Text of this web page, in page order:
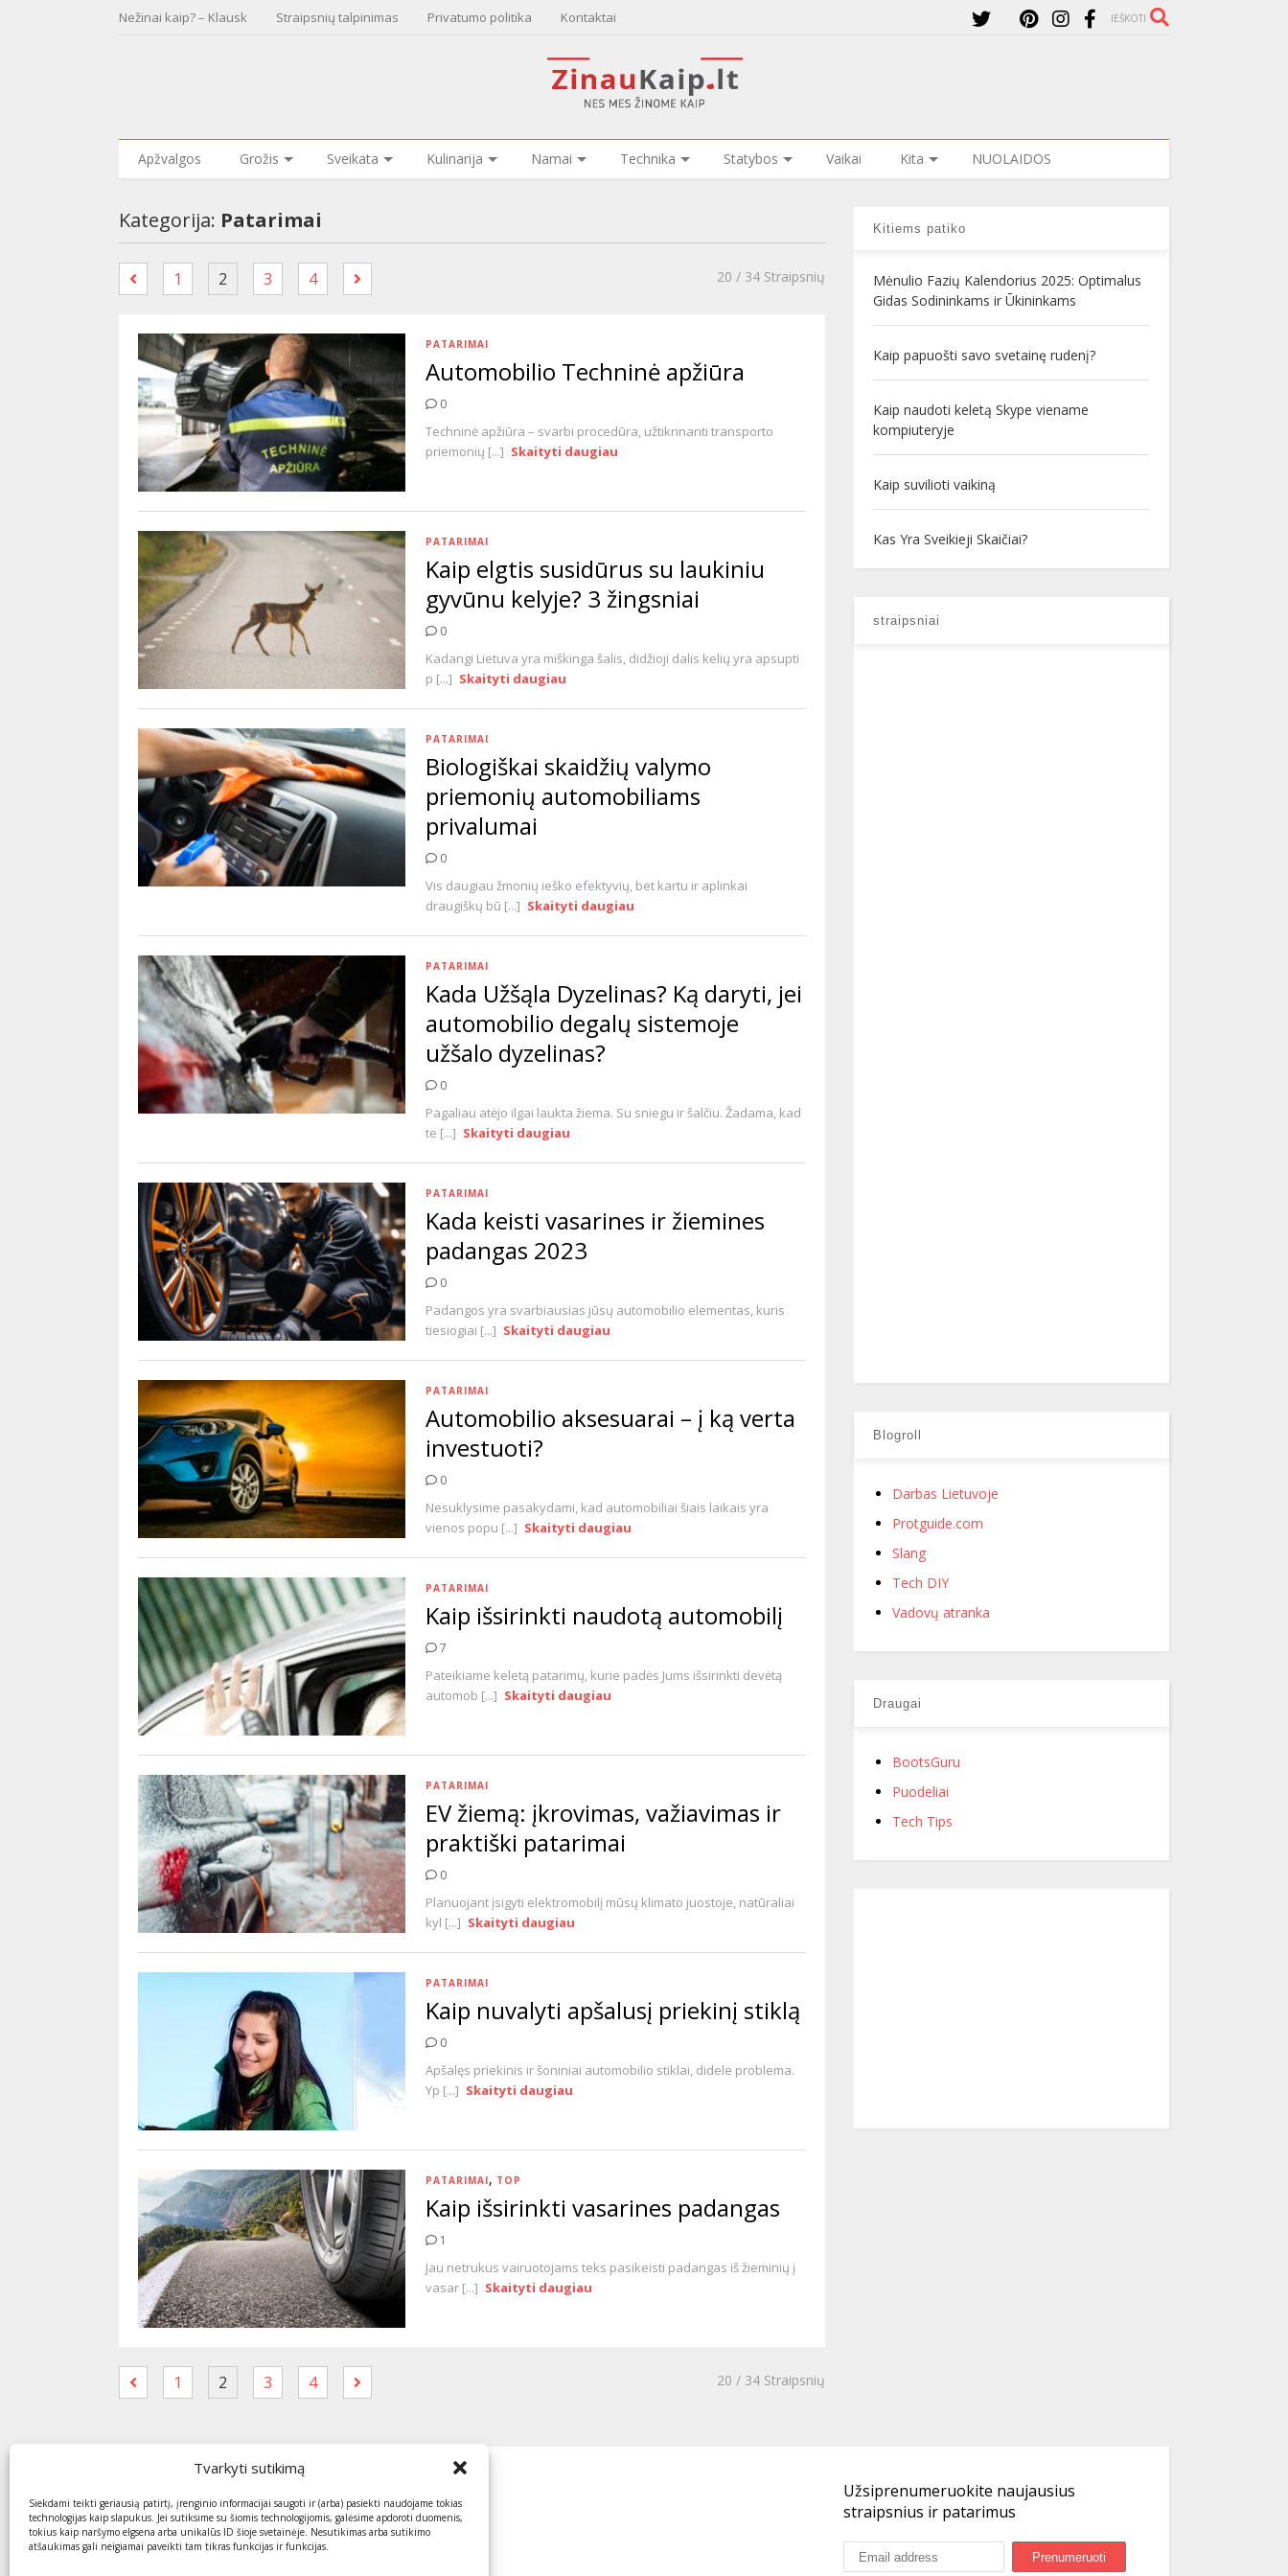
Tvarkyti sutikimą
Siekdami teikti geriausią patirtį, įrenginio informacijai saugoti ir (arba) pasiekti naudojame tokias
technologijas kaip slapukus. Jei sutiksime su šiomis technologijomis, galėsime apdoroti duomenis,
tokius kaip naršymo elgsena arba unikalūs ID šioje svetainėje. Nesutikimas arba sutikimo
atšaukimas gali neigiamai paveikti tam tikras funkcijas ir funkcijas.
Nežinai kaip? – Klausk Straipsnių talpinimas Privatumo politika Kontaktai IEŠKOTI
Apžvalgos Grožis Sveikata Kulinarija Namai Technika Statybos Vaikai Kita NUOLAIDOS
Kategorija: Patarimai
1 2 3 4 20 / 34 Straipsnių
PATARIMAI
Automobilio Techninė apžiūra
0
Techninė apžiūra – svarbi procedūra, užtikrinanti transporto
priemonių [...] Skaityti daugiau
PATARIMAI
Kaip elgtis susidūrus su laukiniu
gyvūnu kelyje? 3 žingsniai
0
Kadangi Lietuva yra miškinga šalis, didžioji dalis kelių yra apsupti
p [...] Skaityti daugiau
PATARIMAI
Biologiškai skaidžių valymo
priemonių automobiliams
privalumai
0
Vis daugiau žmonių ieško efektyvių, bet kartu ir aplinkai
draugiškų bū [...] Skaityti daugiau
PATARIMAI
Kada Užšąla Dyzelinas? Ką daryti, jei
automobilio degalų sistemoje
užšalo dyzelinas?
0
Pagaliau atėjo ilgai laukta žiema. Su sniegu ir šalčiu. Žadama, kad
te [...] Skaityti daugiau
PATARIMAI
Kada keisti vasarines ir žiemines
padangas 2023
0
Padangos yra svarbiausias jūsų automobilio elementas, kuris
tiesiogiai [...] Skaityti daugiau
PATARIMAI
Automobilio aksesuarai – į ką verta
investuoti?
0
Nesuklysime pasakydami, kad automobiliai šiais laikais yra
vienos popu [...] Skaityti daugiau
PATARIMAI
Kaip išsirinkti naudotą automobilį
7
Pateikiame keletą patarimų, kurie padės Jums išsirinkti devėtą
automob [...] Skaityti daugiau
PATARIMAI
EV žiemą: įkrovimas, važiavimas ir
praktiški patarimai
0
Planuojant įsigyti elektromobilį mūsų klimato juostoje, natūraliai
kyl [...] Skaityti daugiau
PATARIMAI
Kaip nuvalyti apšalusį priekinį stiklą
0
Apšalęs priekinis ir šoniniai automobilio stiklai, didele problema.
Yp [...] Skaityti daugiau
PATARIMAI, TOP
Kaip išsirinkti vasarines padangas
1
Jau netrukus vairuotojams teks pasikeisti padangas iš žieminių į
vasar [...] Skaityti daugiau
1 2 3 4 20 / 34 Straipsnių
Kitiems patiko
Mėnulio Fazių Kalendorius 2025: Optimalus
Gidas Sodininkams ir Ūkininkams
Kaip papuošti savo svetainę rudenį?
Kaip naudoti keletą Skype viename
kompiuteryje
Kaip suvilioti vaikiną
Kas Yra Sveikieji Skaičiai?
straipsniai
Blogroll
Darbas Lietuvoje
Protguide.com
Slang
Tech DIY
Vadovų atranka
Draugai
BootsGuru
Puodeliai
Tech Tips
Užsiprenumeruokite naujausius
straipsnius ir patarimus